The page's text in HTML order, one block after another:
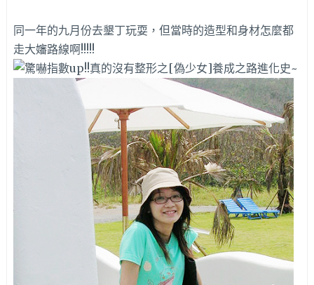
同一年的九月份去墾丁玩耍，但當時的造型和身材怎麼都
走大嬸路線啊!!!!!